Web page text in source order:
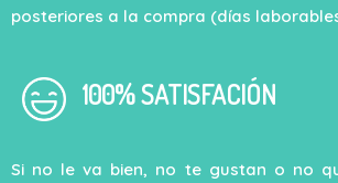
posteriores a la compra (días
100% SATISFACIÓN
Si no le va bien, no te gustan o no